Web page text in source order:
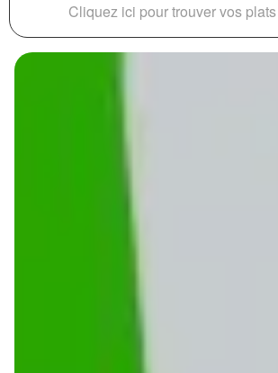
Cliquez ici pour trouver vos